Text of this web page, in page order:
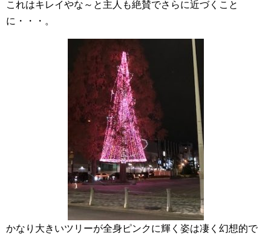
これはキレイやな～と主人も絶賛でさらに近づくこと
に・・・。
かなり大きいツリーが全身ピンクに輝く姿は凄く幻想的で